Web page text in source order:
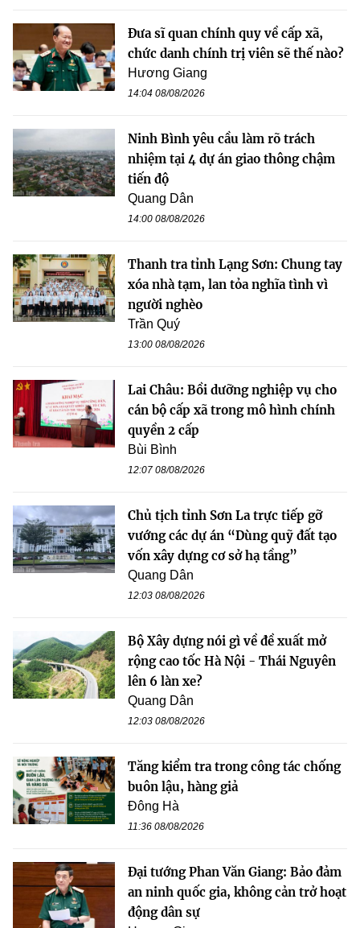
Đưa sĩ quan chính quy về cấp xã,
chức danh chính trị viên sẽ thế nào?
Hương Giang
14:04 08/08/2026
Ninh Bình yêu cầu làm rõ trách
nhiệm tại 4 dự án giao thông chậm
tiến độ
Quang Dân
14:00 08/08/2026
Thanh tra tỉnh Lạng Sơn: Chung tay
xóa nhà tạm, lan tỏa nghĩa tình vì
người nghèo
Trần Quý
13:00 08/08/2026
Lai Châu: Bồi dưỡng nghiệp vụ cho
cán bộ cấp xã trong mô hình chính
quyền 2 cấp
Bùi Bình
12:07 08/08/2026
Chủ tịch tỉnh Sơn La trực tiếp gỡ
vướng các dự án “Dùng quỹ đất tạo
vốn xây dựng cơ sở hạ tầng”
Quang Dân
12:03 08/08/2026
Bộ Xây dựng nói gì về đề xuất mở
rộng cao tốc Hà Nội - Thái Nguyên
lên 6 làn xe?
Quang Dân
12:03 08/08/2026
Tăng kiểm tra trong công tác chống
buôn lậu, hàng giả
Đông Hà
11:36 08/08/2026
Đại tướng Phan Văn Giang: Bảo đảm
an ninh quốc gia, không cản trở hoạt
động dân sự